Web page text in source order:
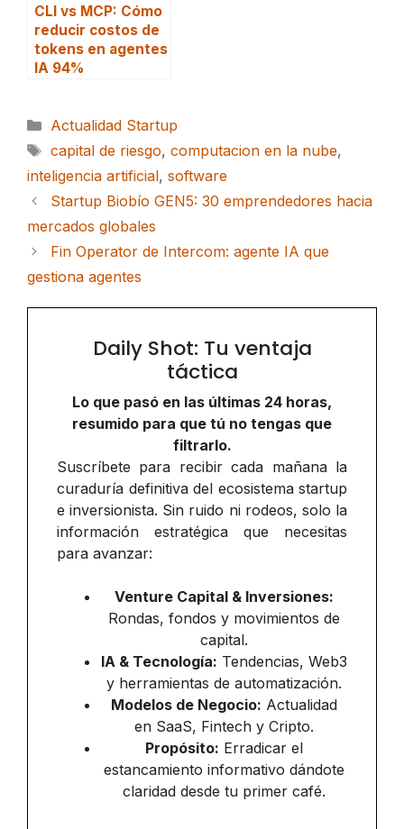
CLI vs MCP: Cómo
reducir costos de
tokens en agentes
IA 94%
Categorías
Actualidad Startup
Etiquetas
capital de riesgo, computacion en la nube,
inteligencia artificial, software
Startup Biobío GEN5: 30 emprendedores hacia
mercados globales
Fin Operator de Intercom: agente IA que
gestiona agentes
Daily Shot: Tu ventaja
táctica
Lo que pasó en las últimas 24 horas,
resumido para que tú no tengas que
filtrarlo.
Suscríbete para recibir cada mañana la
curaduría definitiva del ecosistema startup
e inversionista. Sin ruido ni rodeos, solo la
información estratégica que necesitas
para avanzar:
Venture Capital & Inversiones:
Rondas, fondos y movimientos de
capital.
IA & Tecnología: Tendencias, Web3
y herramientas de automatización.
Modelos de Negocio: Actualidad
en SaaS, Fintech y Cripto.
Propósito: Erradicar el
estancamiento informativo dándote
claridad desde tu primer café.